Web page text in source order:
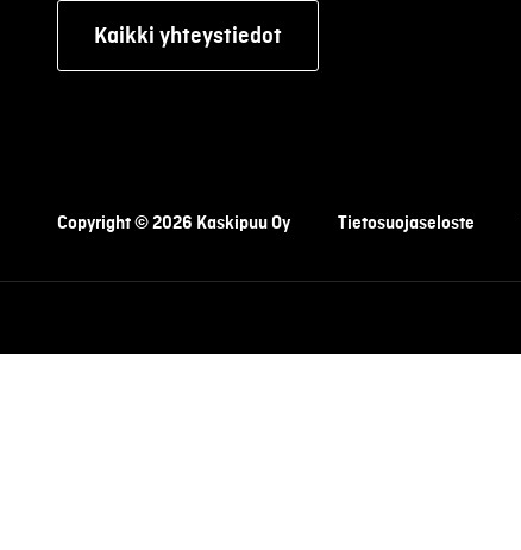
Kaikki yhteystiedot
Copyright © 2026 Kaskipuu Oy Tietosuojaseloste